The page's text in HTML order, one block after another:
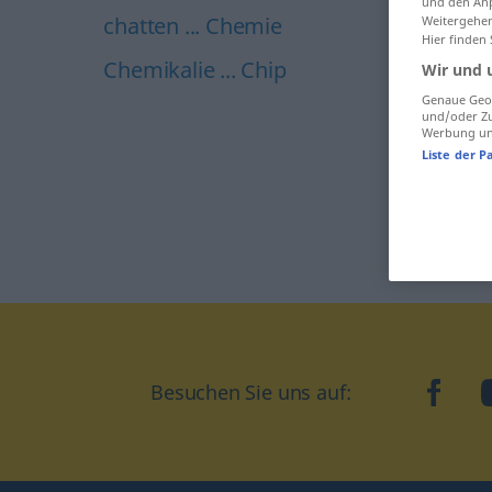
chatten ... Chemie
Chemikalie ... Chip
Besuchen Sie uns auf:
Hier finden
Wir und
Genaue
und/oder
Werbung
Liste der